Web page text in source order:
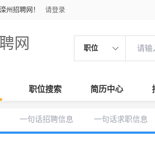
州招聘网！ 请登录
网 职位
职位搜索 简历中心
一句话招聘信息 一句话求职信息